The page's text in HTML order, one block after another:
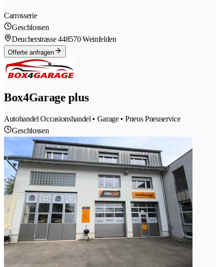
Carrosserie
Geschlossen
Deucherstrasse 448570 Weinfelden
Offerte anfragen
Box4Garage plus
Autohandel Occasionshandel • Garage • Pneus Pneuservice
Geschlossen